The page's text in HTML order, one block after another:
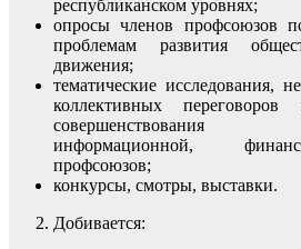
республиканском уровнях;
опросы членов профсоюзов
проблемам развития
движения;
тематические исследования,
коллективных
совершенствования
информационной,
профсоюзов;
конкурсы, смотры, выставки.
Добивается: